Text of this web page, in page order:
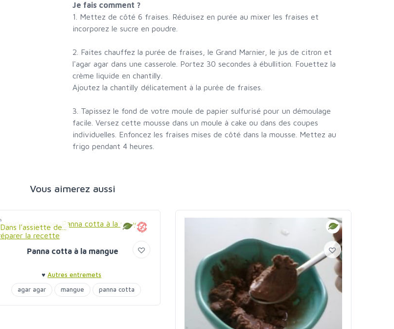
Je fais comment ?
1. Mettez de côté 6 fraises. Réduisez en purée au mixer les fraises et
incorporez le sucre en poudre.
2. Faites chauffez la purée de fraises, le Grand Marnier, le jus de citron et
l'agar agar dans une casserole. Portez 30 secondes à ébullition. Fouettez la
crème liquide en chantilly.
Ajoutez la chantilly délicatement à la purée de fraises.
3. Tapissez le fond de votre moule de papier sulfurisé pour un démoulage
facile. Versez cette mousse dans un moule à cake ou dans des coupes
individuelles. Enfoncez les fraises mises de côté dans la mousse. Mettez au
frigo pendant 4 heures.
Vous aimerez aussi
Dans l'assiette de...
Panna cotta à la mangue
♥ Autres entremets
agar agar
mangue panna cotta